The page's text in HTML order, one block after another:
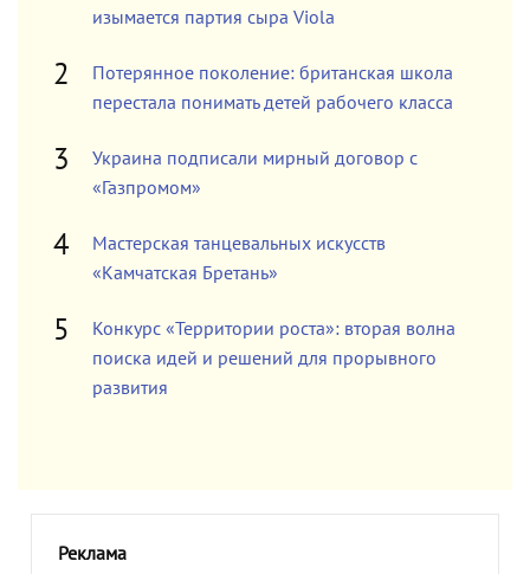
изымается партия сыра Viola
Потерянное поколение: британская школа
перестала понимать детей рабочего класса
Украина подписали мирный договор с
«Газпромом»
Мастерская танцевальных искусств
«Камчатская Бретань»
Конкурс «Территории роста»: вторая волна
поиска идей и решений для прорывного
развития
Реклама